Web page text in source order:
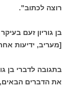
רוצה לכתוב".
בן גוריון זעם
[מעריב, ידיעות
בתגובה לדברי בן
את הדברים